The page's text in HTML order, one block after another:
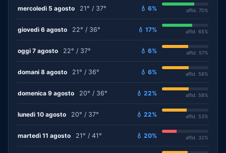
mercoledì 5 agosto 21° / 37° 💧 6% affid. 70%
giovedì 6 agosto 22° / 36° 💧 17% affid. 65%
oggi 7 agosto 22° / 37° 💧 6% affid. 57%
domani 8 agosto 21° / 36° 💧 6% affid. 58%
domenica 9 agosto 20° / 36° 💧 22% affid. 58%
lunedì 10 agosto 20° / 37° 💧 22% affid. 53%
martedì 11 agosto 21° / 41° 💧 20% affid. 32%